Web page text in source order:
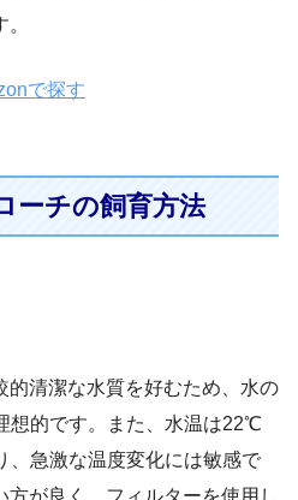
で探す
ーチの飼育方法
的清潔な水質を好むため、水の
想的です。また、水温は22℃
急激な温度変化には敏感で
が良く、フィルターを使用し